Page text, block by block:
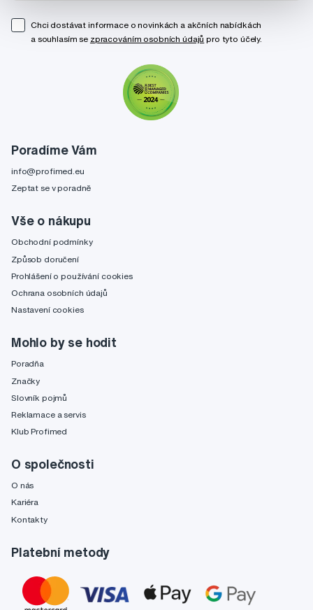
Poradíme Vám
info@profimed.eu
Zeptat se v poradně
Vše o nákupu
Obchodní podmínky
Způsob doručení
Prohlášení o používání cookies
Ochrana osobních údajů
Nastavení cookies
Mohlo by se hodit
Poradňa
Značky
Slovník pojmů
Reklamace a servis
Klub Profimed
O společnosti
O nás
Kariéra
Kontakty
Platební metody
Chci dostávat informace o novinkách a akčních nabídkách
a souhlasím se zpracováním osobních údajů pro tyto účely.